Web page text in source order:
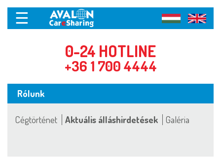
☰
0-24 HOTLINE
+36 1 700 4444
Rólunk
Cégtörténet Aktuális álláshirdetések Galéria